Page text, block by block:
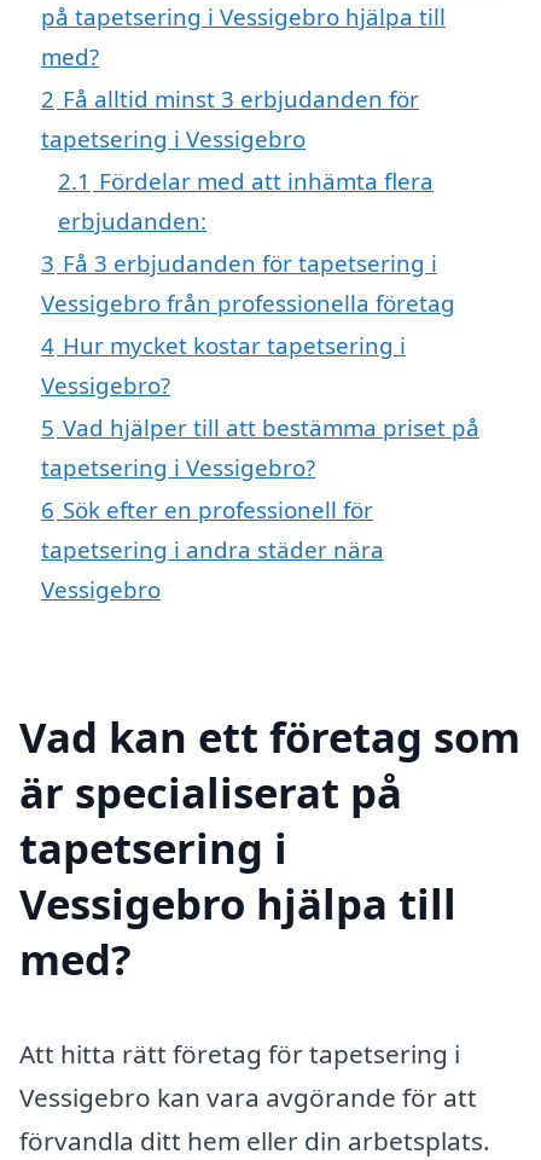
på tapetsering i Vessigebro hjälpa till
med?
2 Få alltid minst 3 erbjudanden för
tapetsering i Vessigebro
2.1 Fördelar med att inhämta flera
erbjudanden:
3 Få 3 erbjudanden för tapetsering i
Vessigebro från professionella företag
4 Hur mycket kostar tapetsering i
Vessigebro?
5 Vad hjälper till att bestämma priset på
tapetsering i Vessigebro?
6 Sök efter en professionell för
tapetsering i andra städer nära
Vessigebro
Vad kan ett företag som
är specialiserat på
tapetsering i
Vessigebro hjälpa till
med?
Att hitta rätt företag för tapetsering i
Vessigebro kan vara avgörande för att
förvandla ditt hem eller din arbetsplats.